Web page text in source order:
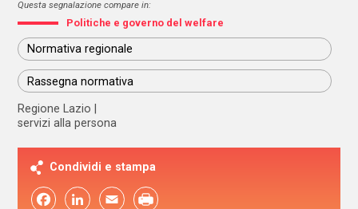
Questa segnalazione compare in:
Politiche e governo del welfare
Normativa regionale
Rassegna normativa
Regione Lazio
servizi alla persona
Condividi e stampa
FacebookLinkedIn Email